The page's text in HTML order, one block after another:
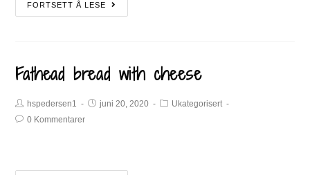
FORTSETT Å LESE
Fathead bread with cheese
hspedersen1 juni 20, 2020
Ukategorisert
0 Kommentarer